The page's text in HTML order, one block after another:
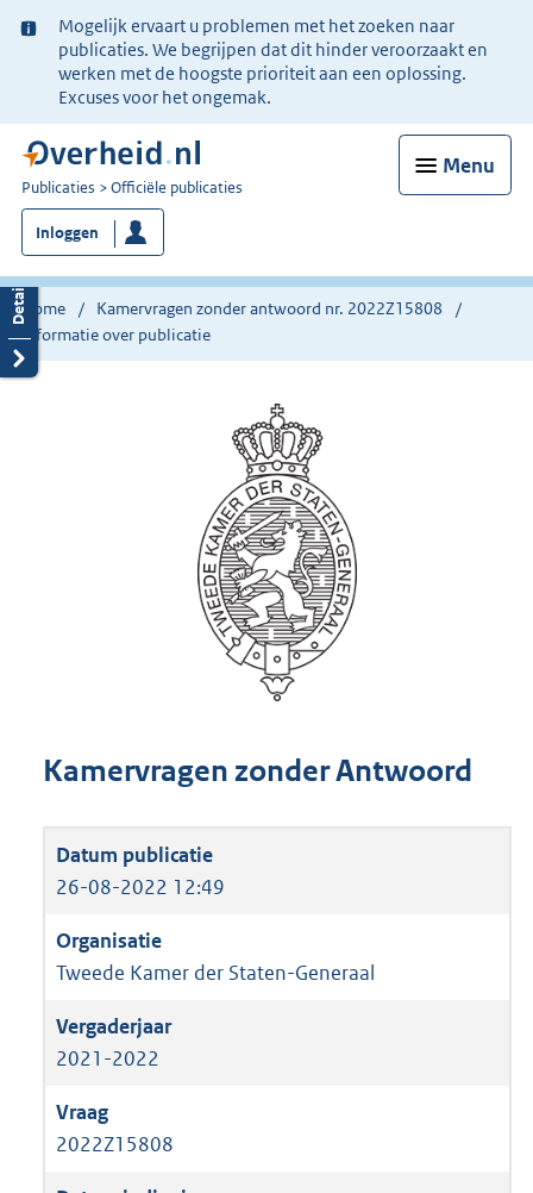
Ter
informatie:
Mogelijk ervaart u problemen met het zoeken naar
publicaties. We begrijpen dat dit hinder veroorzaakt en
werken met de hoogste prioriteit aan een oplossing.
Excuses voor het ongemak.
Menu
U
bent
nu
hier:
Publicaties Officiële publicaties
Inloggen
Home
Kamervragen zonder antwoord nr. 2022Z15808
Informatie over publicatie
Kamervragen zonder Antwoord
26-08-2022 12:49
Tweede Kamer der Staten-Generaal
2021-2022
2022Z15808